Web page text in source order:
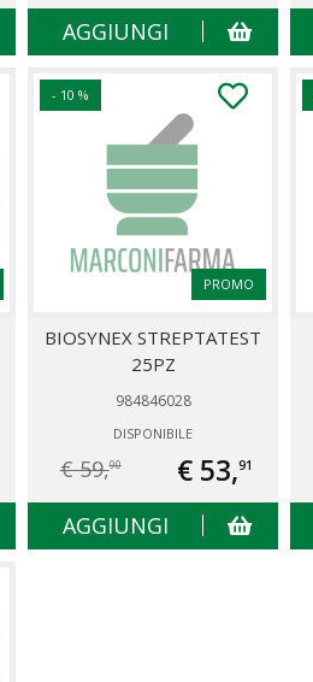
AGGIUNGI
- 10 %
PROMO
BIOSYNEX STREPTATEST
25PZ
984846028
DISPONIBILE
€ 59,90 € 53,91
AGGIUNGI